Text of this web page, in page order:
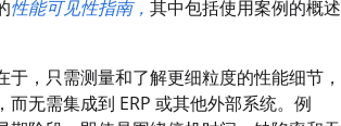
性能可见性指南， 其中包括使用案例的概述
于，只需测量和了解更细粒度的性能细节，
而无需集成到 ERP 或其他外部系统。例